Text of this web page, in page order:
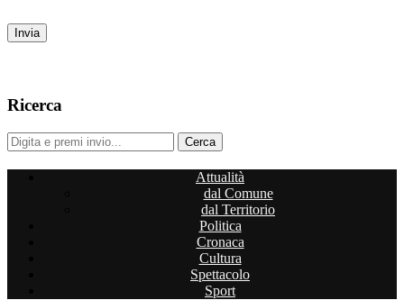
Ricerca
Attualità
dal Comune
dal Territorio
Politica
Cronaca
Cultura
Spettacolo
Sport